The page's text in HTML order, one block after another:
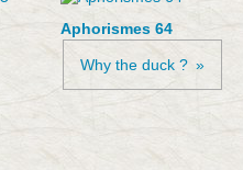
Aphorismes 64
Why the duck ?